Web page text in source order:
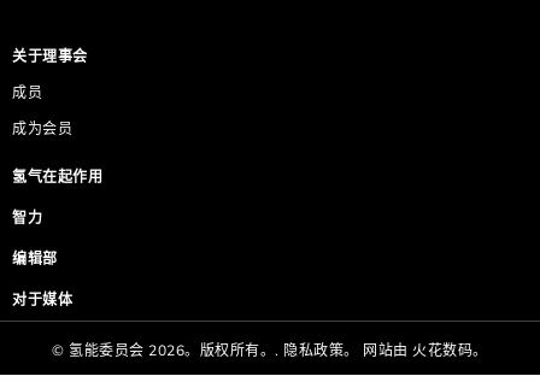
关于理事会
成员
成为会员
氢气在起作用
智力
编辑部
对于媒体
© 氢能委员会 2026。版权所有。. 隐私政策。 网站由 火花数码。